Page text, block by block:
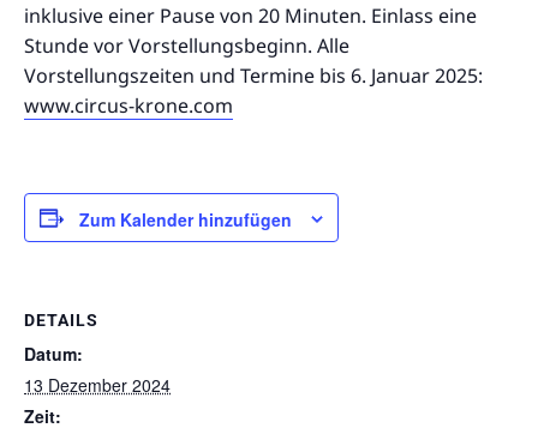
inklusive einer Pause von 20 Minuten. Einlass eine
Stunde vor Vorstellungsbeginn. Alle
Vorstellungszeiten und Termine bis 6. Januar 2025:
www.circus-krone.com
Zum Kalender hinzufügen
DETAILS
Datum:
13 Dezember 2024
Zeit: